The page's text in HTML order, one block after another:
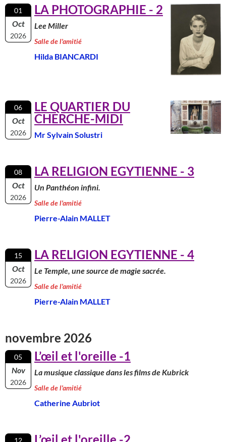
01
Oct
2026
LA PHOTOGRAPHIE - 2
Lee Miller
Salle de l'amitié
Hilda BIANCARDI
06
Oct
2026
LE QUARTIER DU
CHERCHE-MIDI
Mr Sylvain Solustri
08
Oct
2026
LA RELIGION EGYTIENNE - 3
Un Panthéon infini.
Salle de l'amitié
Pierre-Alain MALLET
15
Oct
2026
LA RELIGION EGYTIENNE - 4
Le Temple, une source de magie sacrée.
Salle de l'amitié
Pierre-Alain MALLET
novembre 2026
05
Nov
2026
L’œil et l'oreille -1
La musique classique dans les films de Kubrick
Salle de l'amitié
Catherine Aubriot
12